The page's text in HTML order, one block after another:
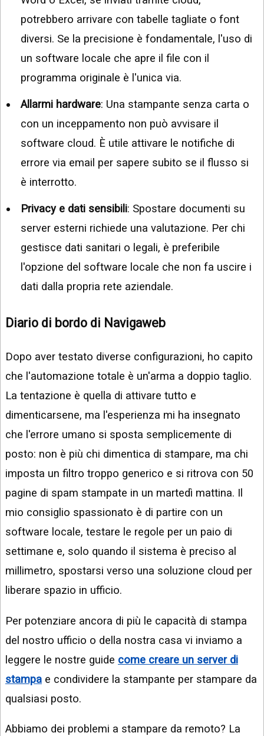
potrebbero arrivare con tabelle tagliate o font
diversi. Se la precisione è fondamentale, l'uso di
un software locale che apre il file con il
programma originale è l'unica via.
Allarmi hardware: Una stampante senza carta o
con un inceppamento non può avvisare il
software cloud. È utile attivare le notifiche di
errore via email per sapere subito se il flusso si
è interrotto.
Privacy e dati sensibili: Spostare documenti su
server esterni richiede una valutazione. Per chi
gestisce dati sanitari o legali, è preferibile
l'opzione del software locale che non fa uscire i
dati dalla propria rete aziendale.
Diario di bordo di Navigaweb
Dopo aver testato diverse configurazioni, ho capito
che l'automazione totale è un'arma a doppio taglio.
La tentazione è quella di attivare tutto e
dimenticarsene, ma l'esperienza mi ha insegnato
che l'errore umano si sposta semplicemente di
posto: non è più chi dimentica di stampare, ma chi
imposta un filtro troppo generico e si ritrova con 50
pagine di spam stampate in un martedì mattina. Il
mio consiglio spassionato è di partire con un
software locale, testare le regole per un paio di
settimane e, solo quando il sistema è preciso al
millimetro, spostarsi verso una soluzione cloud per
liberare spazio in ufficio.
Per potenziare ancora di più le capacità di stampa
del nostro ufficio o della nostra casa vi inviamo a
leggere le nostre guide come creare un server di
stampa e condividere la stampante per stampare da
qualsiasi posto.
Abbiamo dei problemi a stampare da remoto? La